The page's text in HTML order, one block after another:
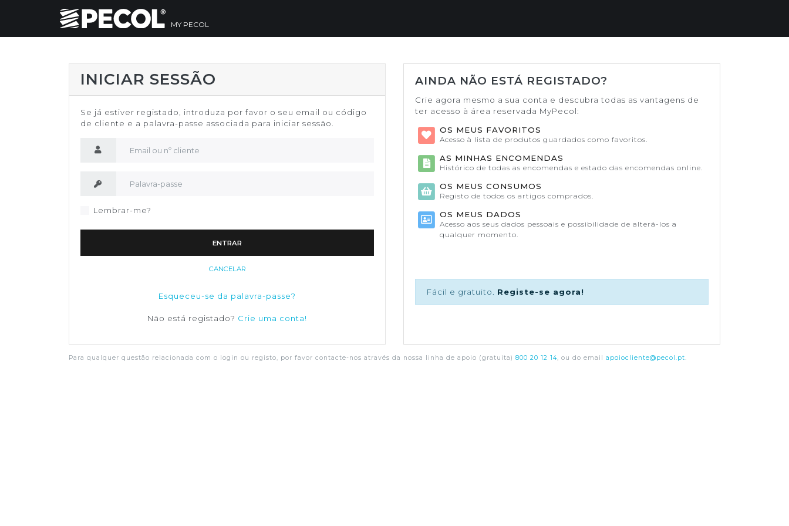
MY PECOL
INICIAR SESSÃO
Se já estiver registado, introduza por favor o seu email ou código
de cliente e a palavra-passe associada para iniciar sessão.
Lembrar-me?
ENTRAR
CANCELAR
Esqueceu-se da palavra-passe?
Não está registado? Crie uma conta!
AINDA NÃO ESTÁ REGISTADO?
Crie agora mesmo a sua conta e descubra todas as vantagens de
ter acesso à área reservada MyPecol:
OS MEUS FAVORITOS
Acesso à lista de produtos guardados como favoritos.
AS MINHAS ENCOMENDAS
Histórico de todas as encomendas e estado das encomendas online.
OS MEUS CONSUMOS
Registo de todos os artigos comprados.
OS MEUS DADOS
Acesso aos seus dados pessoais e possibilidade de alterá-los a
qualquer momento.
Fácil e gratuito. Registe-se agora!
Para qualquer questão relacionada com o login ou registo, por favor contacte-nos através da nossa linha de apoio (gratuita) 800 20 12 14, ou do email apoiocliente@pecol.pt.